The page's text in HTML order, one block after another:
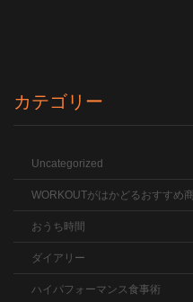
カテゴリー
Uncategorized
WORKOUTがはかどるおすすめ
おうち時間
ダイアリー
ハイパフォーマンス食事術